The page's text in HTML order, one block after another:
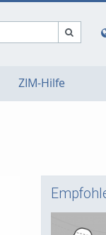
ZIM-Hilfe